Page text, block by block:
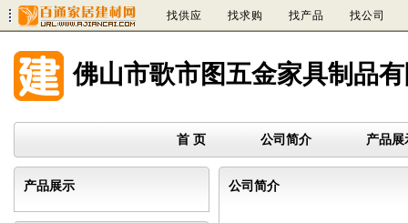
找供应 找求购 找产品 找公司
佛山市歌市图五金家具制品
首 页 公司简介 产品展
产品展示 公司简介